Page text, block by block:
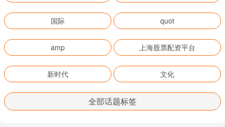
国际 quot
amp 上海股票配资平台
新时代 文化
全部话题标签